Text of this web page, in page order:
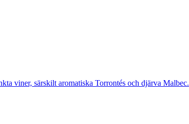
viner, särskilt aromatiska Torrontés och djärva Malbec.